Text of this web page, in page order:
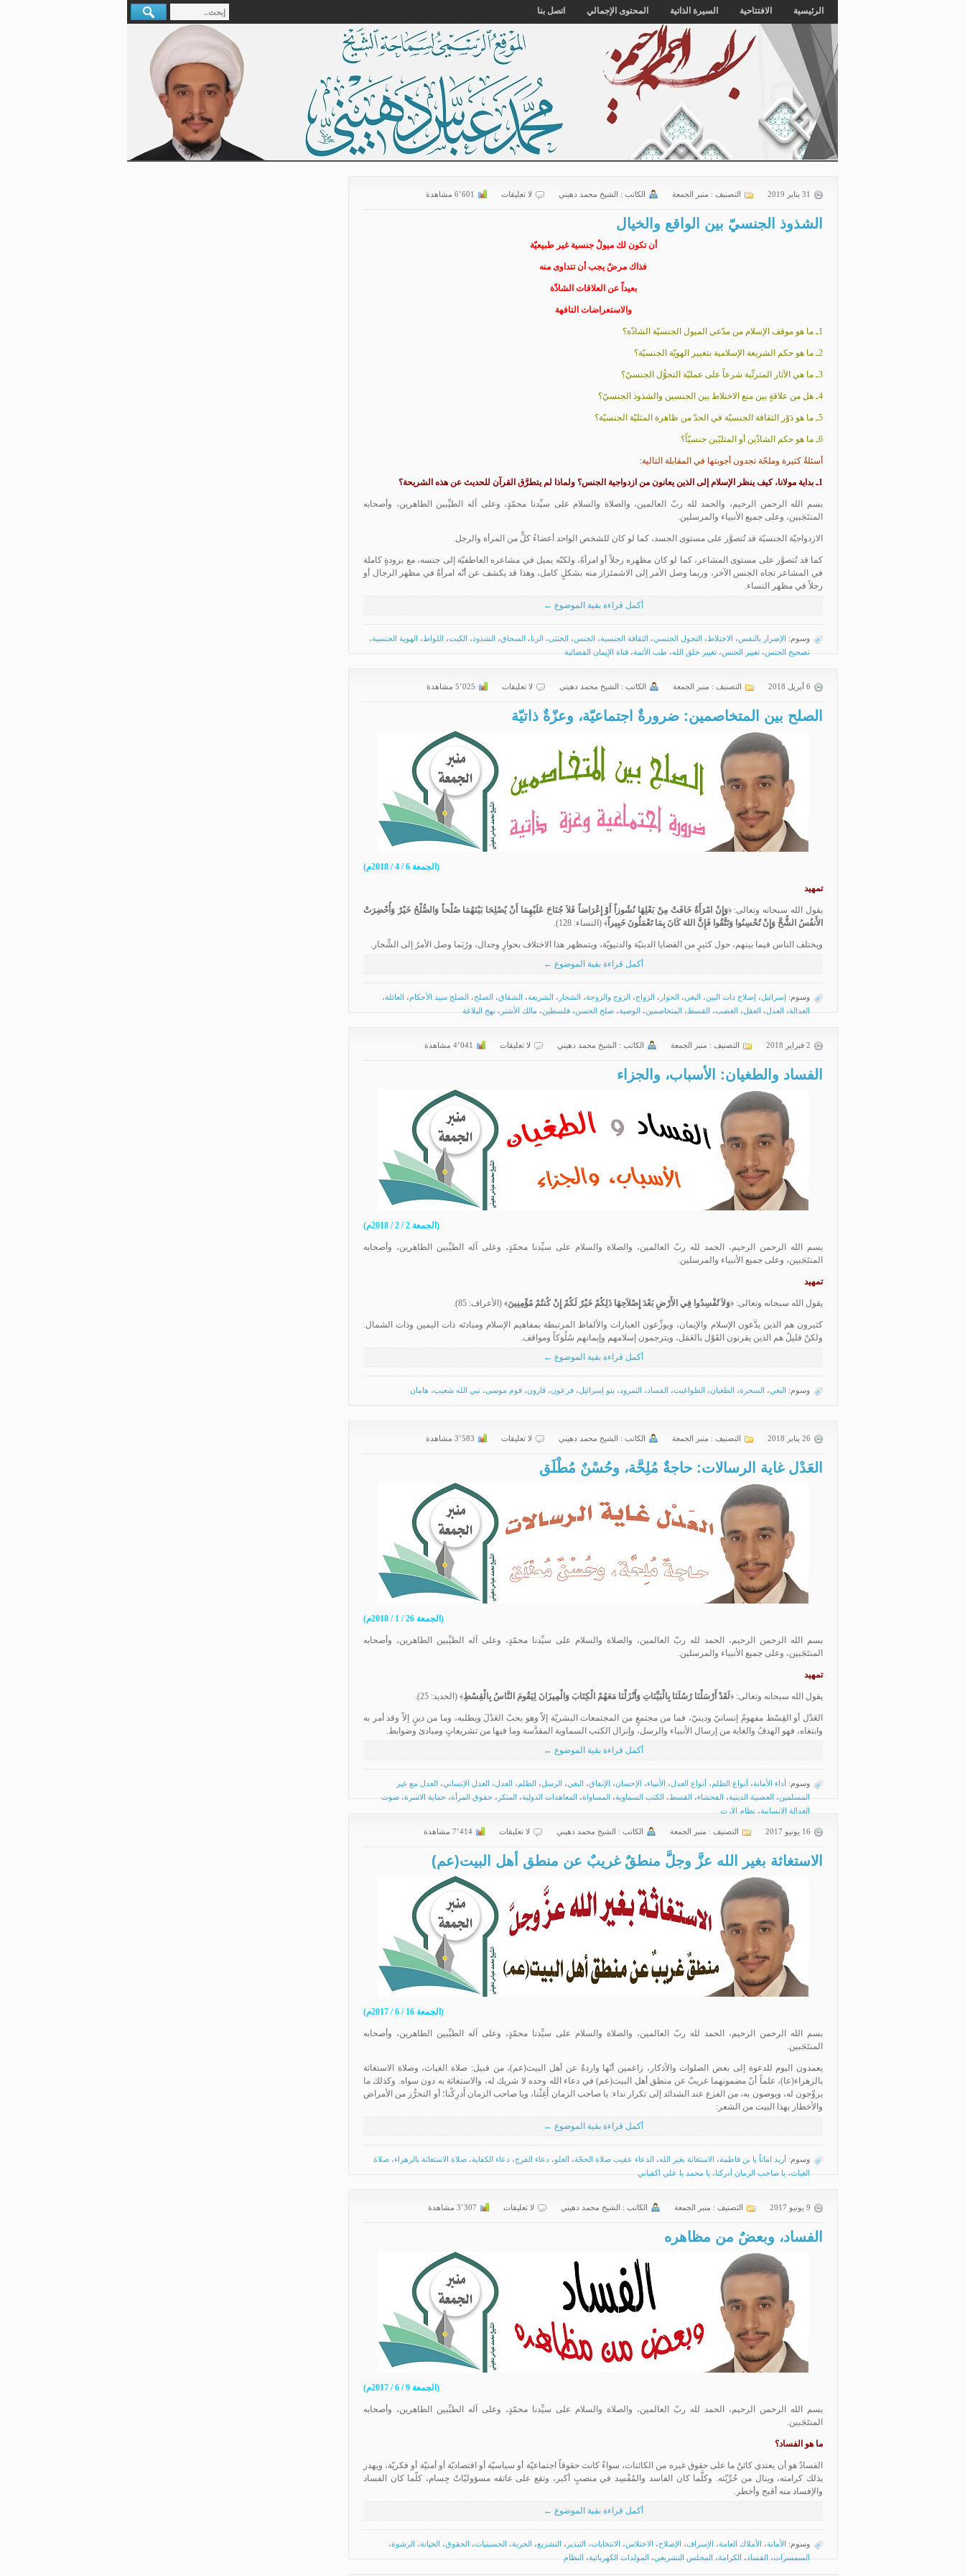
الرئيسية الافتتاحية السيرة الذاتية المحتوى الإجمالي اتصل بنا
31 يناير 2019 التصنيف : منبر الجمعة الكاتب : الشیخ محمد دهیني لا تعليقات 6٬601 مشاهدة
الشذوذ الجنسيّ بين الواقع والخيال
أن تكون لك ميولٌ جنسية غير طبيعيّة
فذاك مرضٌ يجب أن تتداوى منه
بعيداً عن العلاقات الشاذّة
والاستعراضات التافهة
1ـ ما هو موقف الإسلام من مدّعي الميول الجنسيّة الشاذّة؟
2ـ ما هو حكم الشريعة الإسلامية بتغيير الهويّة الجنسيّة؟
3ـ ما هي الآثار المترتِّبة شرعاً على عمليّة التحوُّل الجنسيّ؟
4ـ هل من علاقةٍ بين منع الاختلاط بين الجنسين والشذوذ الجنسيّ؟
5ـ ما هو دَوْر الثقافة الجنسيّة في الحدّ من ظاهرة المثليّة الجنسيّة؟
6ـ ما هو حكم الشاذّين أو المثليّين جنسيّاً؟
أسئلةٌ كثيرة وملحّة تجدون أجوبتها في المقابلة التالية:
1ـ بداية مولانا، كيف ينظر الإسلام إلى الذين يعانون من ازدواجية الجنس؟ ولماذا لم يتطرَّق القرآن للحديث عن هذه الشريحة؟
بسم الله الرحمن الرحيم، والحمد لله ربّ العالمين، والصلاة والسلام على سيِّدنا محمّدٍ، وعلى آله الطيِّبين الطاهرين، وأصحابه
المنتَجَبين، وعلى جميع الأنبياء والمرسلين.
الازدواجيّة الجنسيّة قد تُتصوَّر على مستوى الجسد، كما لو كان للشخص الواحد أعضاءُ كلٍّ من المرأة والرجل.
كما قد تُتصوَّر على مستوى المشاعر، كما لو كان مظهره رجلاً أو امرأةً، ولكنّه يميل في مشاعره العاطفيّة إلى جنسه، مع برودةٍ كاملة
في المشاعر تجاه الجنس الآخر، وربما وصل الأمر إلى الاشمئزاز منه بشكلٍ كامل، وهذا قد يكشف عن أنّه امرأةٌ في مظهر الرجال أو
رجلاً في مظهر النساء.
أكمل قراءة بقية الموضوع ←
وسوم: الإضرار بالنفس، الاختلاط ، التحول الجنسي، الثقافة الجنسية، الجنس، الخنثى، الزنا، السحاق، الشذوذ، الكبت، اللواط ، الهوية الجنسية،
تصحيح الجنس، تغيير الجنس، تغيير خلق الله، طب الأئمة، قناة الإيمان الفضائية
6 أبريل 2018 التصنيف : منبر الجمعة الكاتب : الشیخ محمد دهیني لا تعليقات 5٬025 مشاهدة
الصلح بين المتخاصمين: ضرورةٌ اجتماعيّة، وعزّةٌ ذاتيّة
(الجمعة 6 / 4 / 2018م)
تمهيد
يقول الله سبحانه وتعالى: ﴿وَإِنْ امْرَأَةٌ خَافَتْ مِنْ بَعْلِهَا نُشُوزاً أَوْ إِعْرَاضاً فَلاَ جُنَاحَ عَلَيْهِمَا أَنْ يُصْلِحَا بَيْنَهُمَا صُلْحاً وَالصُّلْحُ خَيْرٌ وَأُحْضِرَتْ
الأَنفُسُ الشُّحَّ وَإِنْ تُحْسِنُوا وَتَتَّقُوا فَإِنَّ اللهَ كَانَ بِمَا تَعْمَلُونَ خَبِيراً ﴾ (النساء: 128).
ويختلف الناس فيما بينهم، حول كثيرٍ من القضايا الدينيّة والدنيويّة، ويتمظهر هذا الاختلاف بحوارٍ وجدال، ورُبَما وصل الأمرُ إلى الشِّجار.
أكمل قراءة بقية الموضوع ←
وسوم: إسرائيل، إصلاح ذات البين، البغي، الحوار ، الزواج، الزوج والزوجة، الشجار ، الشريعة، الشقاق، الصلح، الصلح سيد الأحكام، العائلة،
العدالة، العدل، العقل، الغضب، القسط ، المتخاصمين، الوصية، صلح الحسن، فلسطين، مالك الأشتر ، نهج البلاغة
2 فبراير 2018 التصنيف : منبر الجمعة الكاتب : الشیخ محمد دهیني لا تعليقات 4٬041 مشاهدة
الفساد والطغيان: الأسباب، والجزاء
(الجمعة 2 / 2 / 2018م)
بسم الله الرحمن الرحيم، الحمد لله ربّ العالمين، والصلاة والسلام على سيِّدنا محمّدٍ، وعلى آله الطيِّبين الطاهرين، وأصحابه
المنتَجَبين، وعلى جميع الأنبياء والمرسلين.
تمهيد
يقول الله سبحانه وتعالى: ﴿وَلاَ تُفْسِدُوا فِي الأَرْضِ بَعْدَ إِصْلاَحِهَا ذَلِكُمْ خَيْرٌ لَكُمْ إِنْ كُنتُمْ مُؤْمِنِينَ﴾ (الأعراف: 85).
كثيرون هم الذين يدَّعون الإسلام والإيمان، ويوزِّعون العبارات والألفاظ المرتبطة بمفاهيم الإسلام ومبادئه ذات اليمين وذات الشمال.
ولكنْ قليلٌ هم الذين يقرنون القَوْل بالعَمَل، ويترجمون إسلامهم وإيمانهم سُلُوكاً ومواقف.
أكمل قراءة بقية الموضوع ←
وسوم: البغي، السحرة، الطغيان، الطواغيت، الفساد ، النمرود ، بنو إسرائيل، فرعون، قارون، قوم موسى، نبي الله شعيب، هامان
26 يناير 2018 التصنيف : منبر الجمعة الكاتب : الشیخ محمد دهیني لا تعليقات 3٬583 مشاهدة
العَدْل غاية الرسالات: حاجةٌ مُلِحَّة، وحُسْنٌ مُطْلَق
(الجمعة 26 / 1 / 2018م)
بسم الله الرحمن الرحيم، الحمد لله ربّ العالمين، والصلاة والسلام على سيِّدنا محمّدٍ، وعلى آله الطيِّبين الطاهرين، وأصحابه
المنتَجَبين، وعلى جميع الأنبياء والمرسلين.
تمهيد
يقول الله سبحانه وتعالى: ﴿لَقَدْ أَرْسَلْنَا رُسُلَنَا بِالْبَيِّنَاتِ وَأَنْزَلْنَا مَعَهُمْ الْكِتَابَ وَالْمِيزَانَ لِيَقُومَ النَّاسُ بِالْقِسْطِ﴾ (الحديد: 25).
العَدْل أو القِسْط مفهومٌ إنسانيّ ودينيّ، فما من مجتمعٍ من المجتمعات البشريّة إلاّ وهو يحبّ العَدْلَ ويطلبه، وما من دينٍ إلاّ وقد أمر به
وابتغاه، فهو الهدفُ والغاية من إرسال الأنبياء والرسل، وإنزال الكتب السماوية المقدَّسة وما فيها من تشريعاتٍ ومبادئ وضوابط.
أكمل قراءة بقية الموضوع ←
وسوم: أداء الأمانة، أنواع الظلم ، أنواع العدل، الأنبياء، الإحسان، الإنفاق، البغي، الرسل، الظلم ، العدل، العدل الإنساني، العدل مع غير
المسلمين، العصبية الدينية، الفحشاء، القسط ، الكتب السماوية، المساواة، المعاهدات الدولية، المنكر ، حقوق المرأة، حماية الاسرة، صوت
العدالة الإنسانية، نظام الإرث
16 يونيو 2017 التصنيف : منبر الجمعة الكاتب : الشیخ محمد دهیني لا تعليقات 7٬414 مشاهدة
الاستغاثة بغير الله عزَّ وجلَّ منطقٌ غريبٌ عن منطق أهل البيت(عم)
(الجمعة 16 / 6 / 2017م)
بسم الله الرحمن الرحيم، الحمد لله ربّ العالمين، والصلاة والسلام على سيِّدنا محمّدٍ، وعلى آله الطيِّبين الطاهرين، وأصحابه
المنتَجَبين.
يعمدون اليوم للدعوة إلى بعض الصلوات والأذكار، زاعمين أنّها واردةٌ عن أهل البيت(عم)، من قبيل: صلاة الغياث، وصلاة الاستغاثة
بالزهراء(عا)، علماً أنّ مضمونهما غريبٌ عن منطق أهل البيت(عم) في دعاء الله وحده لا شريك له، والاستغاثة به دون سواه. وكذلك ما
يروِّجون له، ويوصون به، من الفزع عند الشدائد إلى تكرار نداء: يا صاحب الزمان أَغِثْنا، ويا صاحب الزمان أَدرِكْنا؛ أو التحرُّز من الأمراض
والأخطار بهذا البيت من الشعر:
أكمل قراءة بقية الموضوع ←
وسوم: أريد اماناً يا بن فاطمة، الاستغاثة بغير الله، الدعاء عقيب صلاة الحجّة، الغلو، دعاء الفرج، دعاء الكفاية، صلاة الاستغاثة بالزهراء، صلاة
الغياث، يا صاحب الزمان أدركنا، يا محمد يا علي اكفياني
9 يونيو 2017 التصنيف : منبر الجمعة الكاتب : الشیخ محمد دهیني لا تعليقات 3٬307 مشاهدة
الفساد، وبعضٌ من مظاهره
(الجمعة 9 / 6 / 2017م)
بسم الله الرحمن الرحيم، الحمد لله ربّ العالمين، والصلاة والسلام على سيِّدنا محمّدٍ، وعلى آله الطيِّبين الطاهرين، وأصحابه
المنتَجَبين.
ما هو الفساد؟
الفسادُ هو أن يعتدي كائنٌ ما على حقوق غيره من الكائنات، سواءٌ كانت حقوقاً اجتماعيّة أو سياسيّة أو اقتصاديّة أو أمنيّة أو فكريّة، ويهدر
بذلك كرامته، وينال من حُرِّيّته. وكلَّما كان الفاسد والمُفْسِد في منصبٍ أكبر، وتقع على عاتقه مسؤوليّاتٌ جِسام، كلّما كان الفساد
والإفساد منه أقبح وأخطر.
أكمل قراءة بقية الموضوع ←
وسوم: الأمانة، الأملاك العامة، الإسراف، الإصلاح، الاختلاس، الانتخابات، التبذير ، التشريع، الحرية، الحسينيات، الحقوق، الخيانة، الرشوة،
السمسرات، الفساد ، الكرامة، المجلس التشريعي، المولدات الكهربائية، النظام